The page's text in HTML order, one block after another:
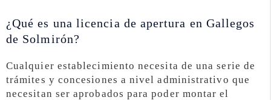
¿Qué es una licencia de apertura en Gallegos
de Solmirón?
Cualquier establecimiento necesita de una serie de
trámites y concesiones a nivel administrativo que
necesitan ser aprobados para poder montar el